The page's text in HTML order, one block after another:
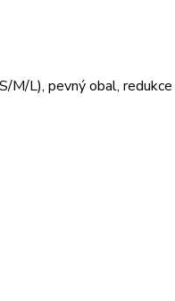
M/L), pevný obal, redukce